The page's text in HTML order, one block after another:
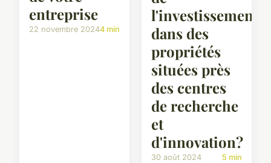
entreprise
22 novembre 20244 min
l'investissement
dans des
propriétés
situées près
des centres
de recherche
et
d'innovation?
30 août 2024 5 min